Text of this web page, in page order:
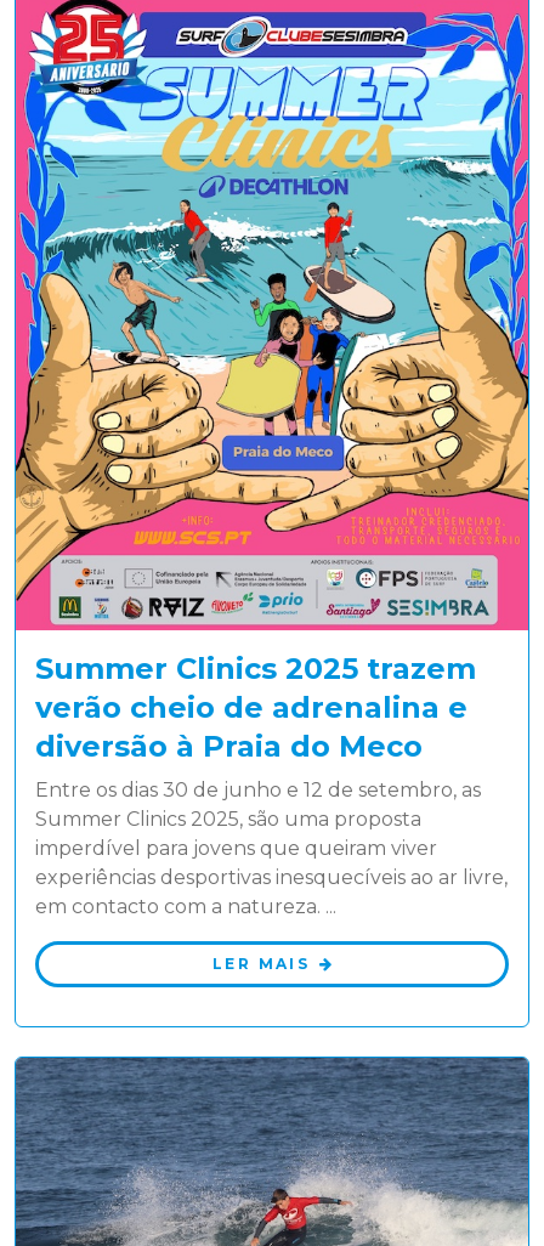
Summer Clinics 2025 trazem
verão cheio de adrenalina e
diversão à Praia do Meco
Entre os dias 30 de junho e 12 de setembro, as
Summer Clinics 2025, são uma proposta
imperdível para jovens que queiram viver
experiências desportivas inesquecíveis ao ar livre,
em contacto com a natureza. ...
LER MAIS